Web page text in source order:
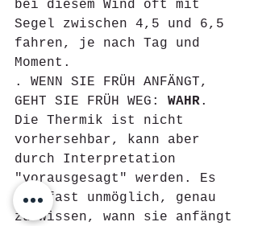
bei diesem Wind oft mit
Segel zwischen 4,5 und 6,5
fahren, je nach Tag und
Moment.
. WENN SIE FRÜH ANFÄNGT,
GEHT SIE FRÜH WEG: WAHR.
Die Thermik ist nicht
vorhersehbar, kann aber
durch Interpretation
"vorausgesagt" werden. Es
ist fast unmöglich, genau
zu wissen, wann sie anfängt